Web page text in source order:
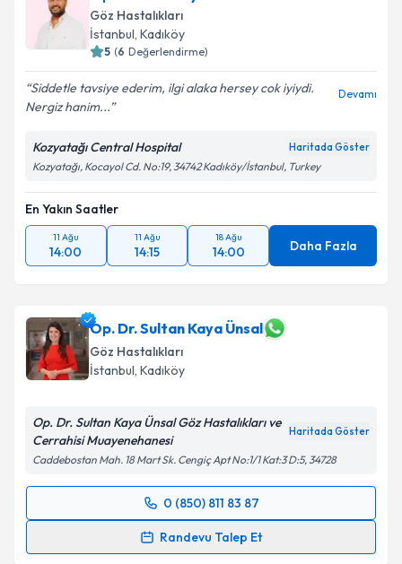
Göz Hastalıkları
İstanbul, Kadıköy
5 (6 Değerlendirme)
Siddetle tavsiye ederim, ilgi alaka hersey cok iyiydi.
Nergiz hanim...
Devamı
Kozyatağı Central Hospital Haritada Göster
Kozyatağı, Kocayol Cd. No:19, 34742 Kadıköy/İstanbul, Turkey
En Yakın Saatler
11 Ağu
14:00
11 Ağu
14:15
18 Ağu
14:00 Daha Fazla
Op. Dr. Sultan Kaya Ünsal
Göz Hastalıkları
İstanbul, Kadıköy
Op. Dr. Sultan Kaya Ünsal Göz Hastalıkları ve
Cerrahisi Muayenehanesi
Haritada Göster
Caddebostan Mah. 18 Mart Sk. Cengiç Apt No:1/1 Kat:3 D:5, 34728
0 (850) 811 83 87
Randevu Talep Et
Randevu Takvimi Talebi